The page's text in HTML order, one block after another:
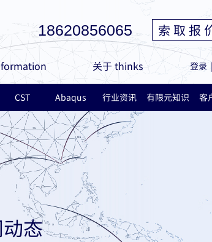
18620856065
登录 |
索 取 报
关于 thinks
态
CST Abaqus 行业资讯 有限元知识 客